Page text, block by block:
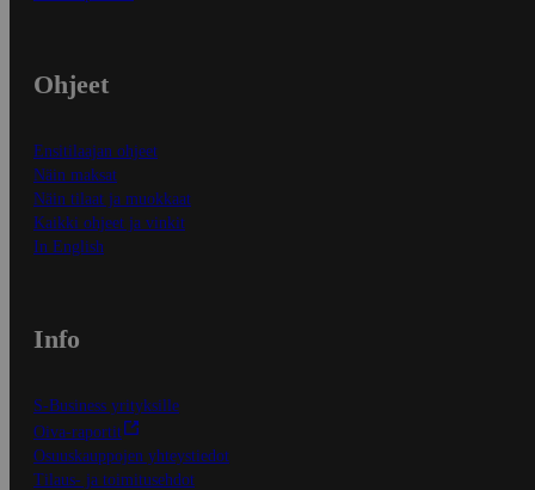
Ohjeet
Ensitilaajan ohjeet
Näin maksat
Näin tilaat ja muokkaat
Kaikki ohjeet ja vinkit
In English
Info
S-Business yrityksille
Oiva-raportit
Osuuskauppojen yhteystiedot
Tilaus- ja toimitusehdot